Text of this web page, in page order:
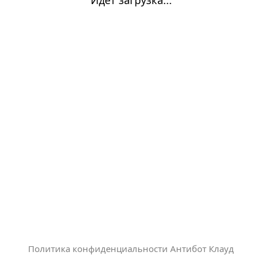
Политика конфиденциальности Антибот Клауд